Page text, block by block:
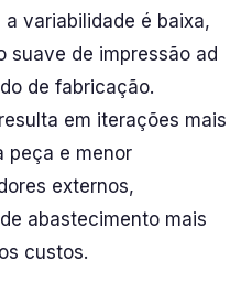
variabilidade é baixa,
suave de impressão ad
de fabricação.
em iterações mais
peça e menor
externos,
abastecimento mais
custos.